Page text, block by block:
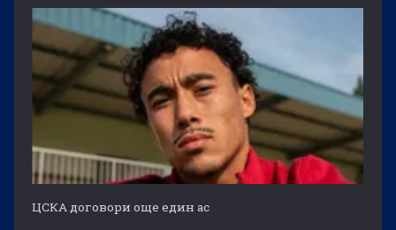
ЦСКА договори още един ас